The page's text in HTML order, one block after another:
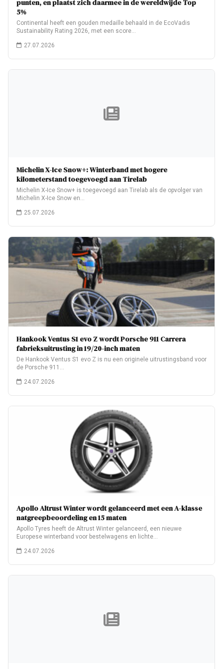
punten, en plaatst zich daarmee in de wereldwijde Top
5%
Continental heeft een gouden medaille behaald in de EcoVadis
Sustainability Rating 2026, met een score…
27.07.2026
Michelin X-Ice Snow+: Winterband met hogere
kilometerstand toegevoegd aan Tirelab
Michelin X-Ice Snow+ is toegevoegd aan Tirelab als de opvolger van
Michelin X-Ice Snow en…
25.07.2026
Hankook Ventus S1 evo Z wordt Porsche 911 Carrera
fabrieksuitrusting in 19/20-inch maten
De Hankook Ventus S1 evo Z is nu een originele uitrustingsband voor
de Porsche 911…
24.07.2026
Apollo Altrust Winter wordt gelanceerd met een A-klasse
natgreepbeoordeling en 15 maten
Apollo Tyres heeft de Altrust Winter gelanceerd, een nieuwe
Europese winterband voor bestelwagens en lichte…
24.07.2026